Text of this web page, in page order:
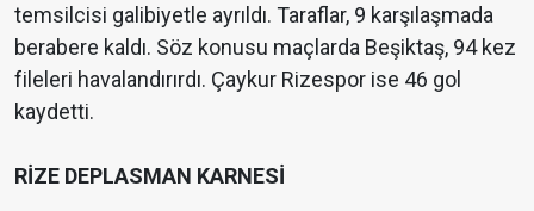
temsilcisi galibiyetle ayrıldı. Taraflar, 9 karşılaşmada
berabere kaldı. Söz konusu maçlarda Beşiktaş, 94 kez
fileleri havalandırırdı. Çaykur Rizespor ise 46 gol
kaydetti.
RİZE DEPLASMAN KARNESİ